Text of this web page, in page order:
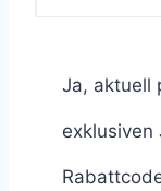
Ja, aktuell